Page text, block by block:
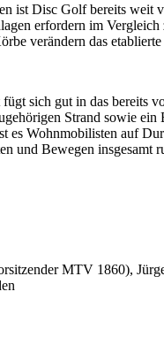
ist Disc Golf bereits weit
erfordern im
verändern das
sich gut in das bereits
Strand sowie
es Wohnmobilisten auf
und Bewegen
MTV 1860),